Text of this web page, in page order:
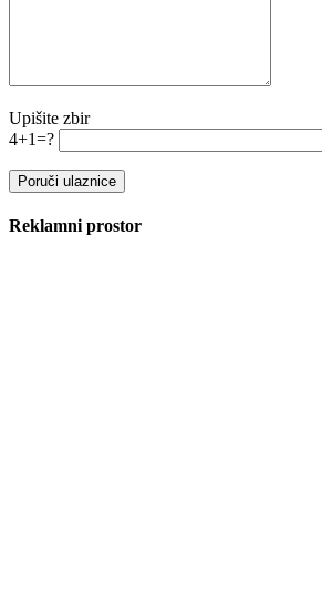
Upišite zbir
4+1=?
Reklamni prostor